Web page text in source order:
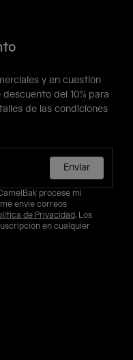
y en cuestión
del 10% para
de las condiciones
Enviar
procese mi
envíe correos
de Privacidad. Los
en cualquier